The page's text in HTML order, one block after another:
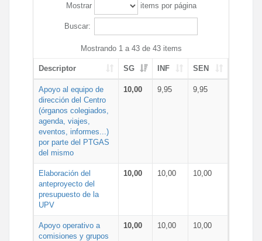
Mostrar items por página
Buscar:
Mostrando 1 a 43 de 43 items
Descriptor SG INF SEN
Apoyo al equipo de
dirección del Centro
(órganos colegiados,
agenda, viajes,
eventos, informes...)
por parte del PTGAS
del mismo
10,00 9,95 9,95
Elaboración del
anteproyecto del
presupuesto de la
UPV
10,00 10,00 10,00
Apoyo operativo a
comisiones y grupos
10,00 10,00 10,00